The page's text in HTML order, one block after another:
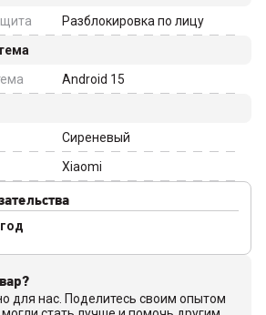
Разблокировка по лицу
Android 15
Сиреневый
Xiaomi
для нас. Поделитесь своим опытом